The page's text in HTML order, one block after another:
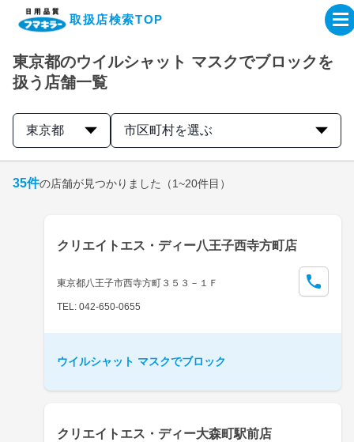
取扱店検索TOP
企業・IR情報サイト
製品情報サイト
取扱店検索はこちら
東京都のウイルシャット マスクでブロックを
扱う店舗一覧
東京都 市区町村を選ぶ
35件の店舗が見つかりました （1~20件目）
クリエイトエス・ディー八王子西寺方町店
東京都八王子市西寺方町３５３－１Ｆ
TEL: 042-650-0655
ウイルシャット マスクでブロック
クリエイトエス・ディー大森町駅前店